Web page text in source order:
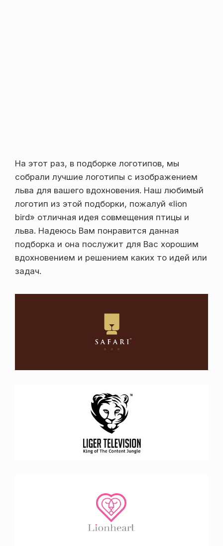
На этот раз, в подборке логотипов, мы
собрали лучшие логотипы с изображением
льва для вашего вдохновения. Наш любимый
логотип из этой подборки, пожалуй «lion
bird» отличная идея совмещения птицы и
льва. Надеюсь Вам понравится данная
подборка и она послужит для Вас хорошим
вдохновением и решением каких то идей или
задач.